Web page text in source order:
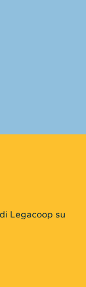
Legacoop su